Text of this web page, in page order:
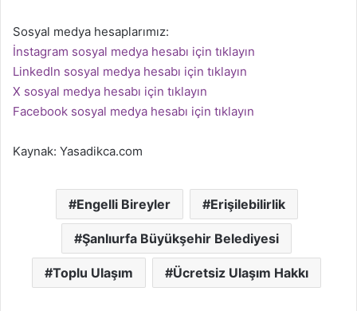
Sosyal medya hesaplarımız:
İnstagram sosyal medya hesabı için tıklayın
Linkedln sosyal medya hesabı için tıklayın
X sosyal medya hesabı için tıklayın
Facebook sosyal medya hesabı için tıklayın
Kaynak: Yasadikca.com
Engelli Bireyler Erişilebilirlik
Şanlıurfa Büyükşehir Belediyesi
Toplu Ulaşım Ücretsiz Ulaşım Hakkı